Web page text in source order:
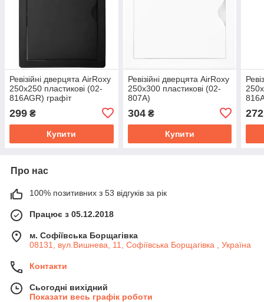
Ревізійні дверцята AirRoxy
250х250 пластикові (02-
816AGR) графіт
299 ₴
Купити
Ревізійні дверцята AirRoxy
250х300 пластикові (02-
807A)
304₴
Купити
272
Про нас
100% позитивних з 53 відгуків за рік
Працює з 05.12.2018
м. Софіївська Борщагівка
08131, вул.Вишнева, 11, Софіївська Борщагівка , Україна
Контакти
Сьогодні вихідний
Показати весь графік роботи